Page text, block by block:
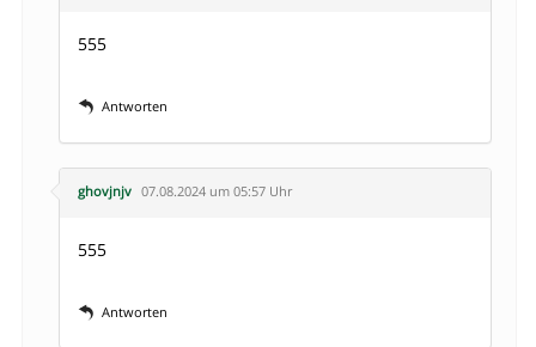
555
Antworten
ghovjnjv 07.08.2024 um 05:57 Uhr
555
Antworten